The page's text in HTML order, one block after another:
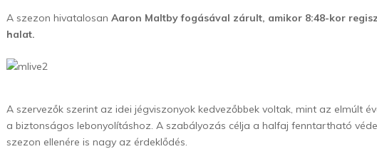
A szezon hivatalosanAaron Maltby fogásával zárult, amikor 8:48-kor
halat.
A szervezők szerint az idei jégviszonyok kedvezőbbek voltak, mint az elmúlt
a biztonságos lebonyolításhoz. A szabályozás célja a halfaj fenntartható
szezon ellenére is nagy az érdeklődés.